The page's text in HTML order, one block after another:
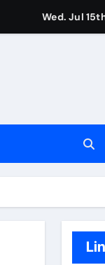
Wed. Jul